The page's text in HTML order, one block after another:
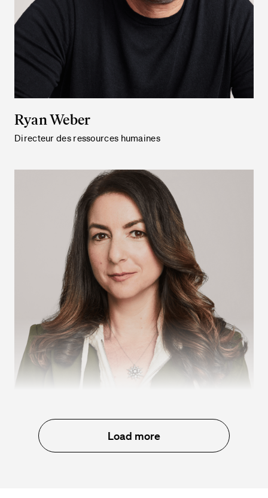
Ryan Weber
Directeur des ressources humaines
Gabriella Rosen Kellerman
Directeur de l’innovationLoad more